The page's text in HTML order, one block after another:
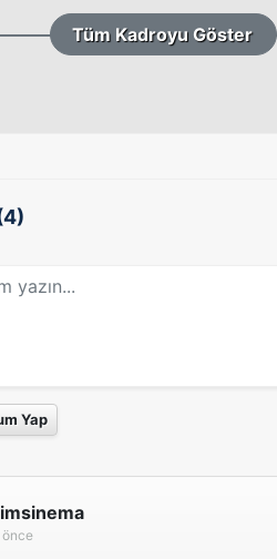
Tüm Kadroyu Göster
Yap
önce